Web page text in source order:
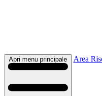
Apri menu principale Area